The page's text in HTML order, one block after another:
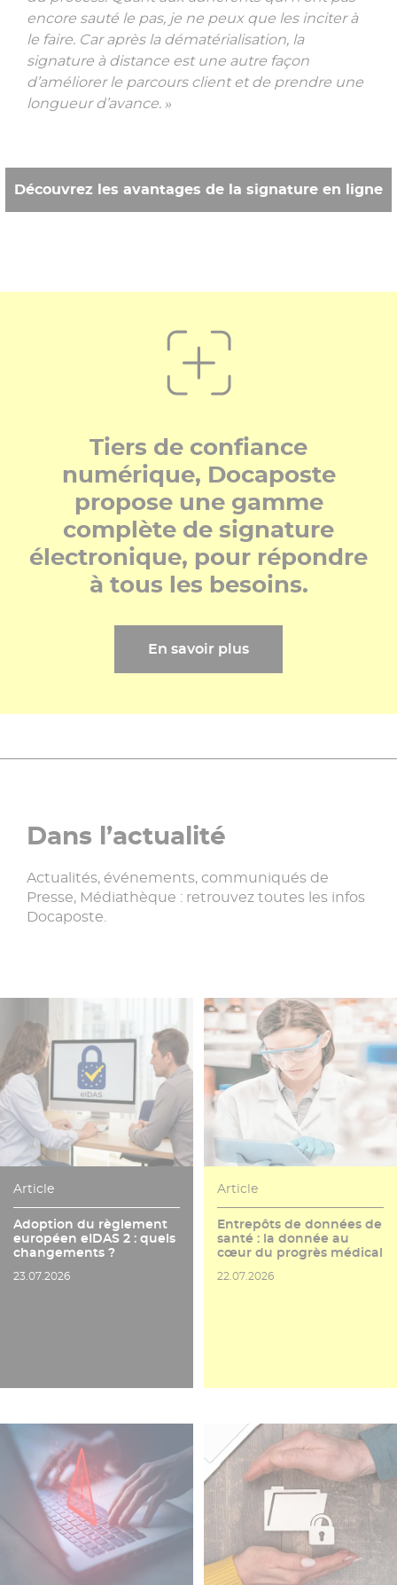
encore sauté le pas, je ne peux que les inciter à
le faire. Car après la dématérialisation, la
signature à distance est une autre façon
d’améliorer le parcours client et de prendre une
longueur d’avance. »
Découvrez les avantages de la signature en ligne
Tiers de confiance
numérique, Docaposte
propose une gamme
complète de signature
électronique, pour répondre
à tous les besoins.
En savoir plus
Dans l’actualité
Actualités, événements, communiqués de
Presse, Médiathèque : retrouvez toutes les infos
Docaposte.
Article
Adoption du règlement
européen eIDAS 2 : quels
changements ?
Date de publication
23.07.2026
Article
Entrepôts de données de
santé : la donnée au
cœur du progrès médical
Date de publication
22.07.2026